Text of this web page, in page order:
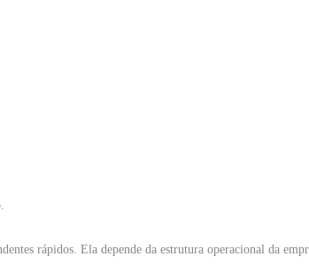
rápidos. Ela depende da estrutura operacional da